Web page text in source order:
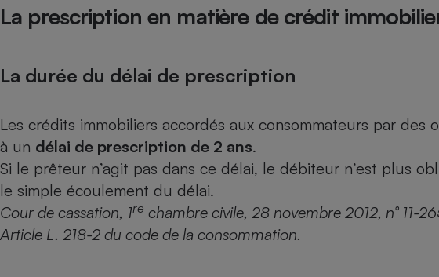
La prescription en matière de crédit
La durée du délai de prescription
Les crédits immobiliers accordés aux consommateurs par des
à un délai de prescription de 2 ans.
Si le prêteur n’agit pas dans ce délai, le débiteur n’est plus
le simple écoulement du délai.
Cour de cassation, 1re chambre civile, 28 novembre 2012, n° 11-
Article L. 218-2 du code de la consommation.
alimentaire
Assurance emprunteur
Comparateur auto
Comparatif centrale vapeur
Gros électroménager
Informatique
Téléphonie
Sécurité domestique
Matelas